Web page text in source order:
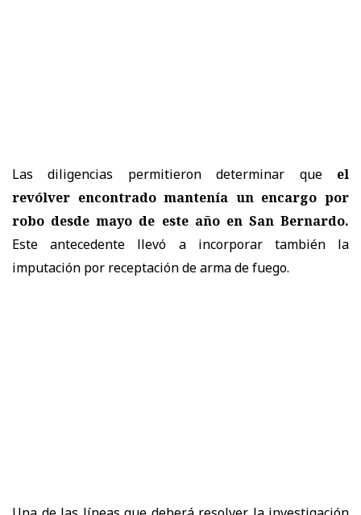
Las diligencias permitieron determinar que el
revólver encontrado mantenía un encargo por
robo desde mayo de este año en San Bernardo.
Este antecedente llevó a incorporar también la
imputación por receptación de arma de fuego.